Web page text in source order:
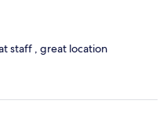
staff , great location